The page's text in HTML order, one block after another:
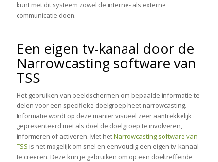
kunt met dit systeem zowel de interne- als externe
communicatie doen.
Een eigen tv-kanaal door de
Narrowcasting software van
TSS
Het gebruiken van beeldschermen om bepaalde informatie te
delen voor een specifieke doelgroep heet narrowcasting.
Informatie wordt op deze manier visueel zeer aantrekkelijk
gepresenteerd met als doel de doelgroep te involveren,
informeren of activeren. Met hetNarrowcasting software van
TSS is het mogelijk om snel en eenvoudig een eigen tv-kanaal
te creëren. Deze kun je gebruiken om op een doeltreffende